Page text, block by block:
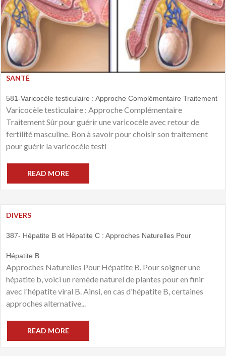
SANTÉ
581-Varicocèle testiculaire : Approche Complémentaire Traitement
Varicocèle testiculaire : Approche Complémentaire
Traitement Sûr pour guérir une varicocèle avec retour de
fertilité masculine. Bon à savoir pour choisir son traitement
pour guérir la varicocèle testi
READ MORE
DIVERS
387- Hépatite B et Hépatite C : Approches Naturelles Pour
Hépatite B
Approches Naturelles Pour Hépatite B. Pour soigner une
hépatite b, voici un remède naturel de plantes pour en finir
avec l'hépatite viral B. Ainsi, en cas d'hépatite B, certaines
approches alternative...
READ MORE